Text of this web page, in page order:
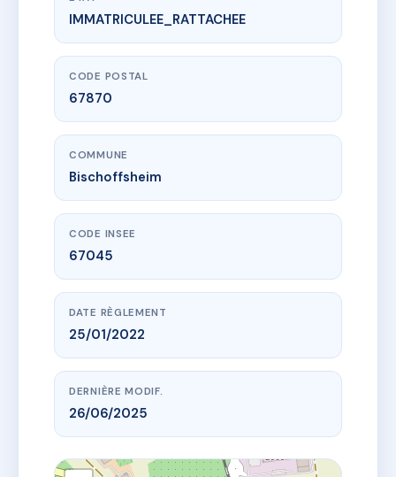
www.vme.plus/AI4726477
Les Jardins de Charles
3b Rue des Romains
IMMATRICULEE_RATTACHEE
CODE POSTAL
67870
COMMUNE
Bischoffsheim
CODE INSEE
67045
DATE RÈGLEMENT
25/01/2022
DERNIÈRE MODIF.
26/06/2025